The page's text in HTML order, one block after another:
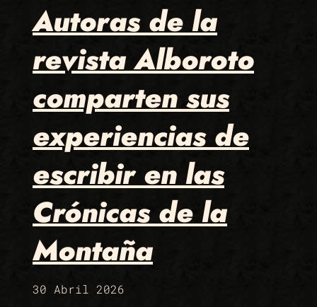
Autoras de la
revista Alboroto
comparten sus
experiencias de
escribir en las
Crónicas de la
Montaña
30 Abril 2026